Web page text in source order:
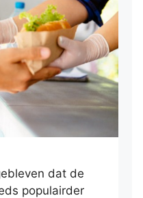
dat de
populairder